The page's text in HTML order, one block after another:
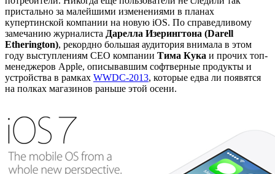
пристально за малейшими изменениями в планах
купертинской компании на новую iOS. По справедливому
замечанию журналиста Дарелла Изерингтона (Darell
Etherington), рекордно большая аудитория внимала в этом
году выступлениям CEO компании Тима Кука и прочих топ-
менеджеров Apple, описывавшим софтверные продукты и
устройства в рамках WWDC-2013, которые едва ли появятся
на полках магазинов раньше этой осени.